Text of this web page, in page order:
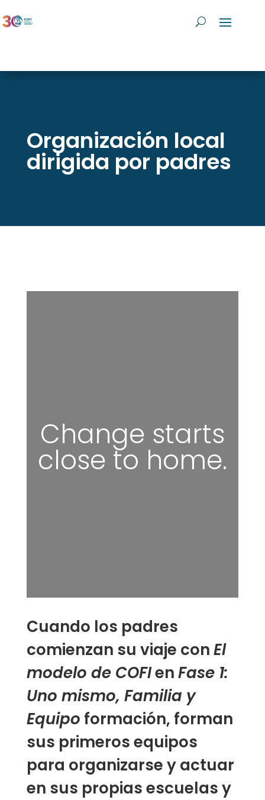
Organización local
dirigida por padres
Change starts
close to home.
Cuando los padres
comienzan su viaje conEl
modelo de COFIenFase 1:
Uno mismo, Familia y
Equipo formación, forman
sus primeros equipos
para organizarse y actuar
en sus propias escuelas y